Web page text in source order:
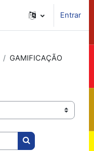
Entrar
GAMIFICAÇÃO